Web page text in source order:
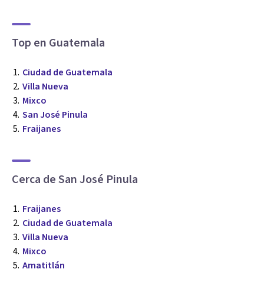
Top en Guatemala
Ciudad de Guatemala
Villa Nueva
Mixco
San José Pinula
Fraijanes
Cerca de San José Pinula
Fraijanes
Ciudad de Guatemala
Villa Nueva
Mixco
Amatitlán